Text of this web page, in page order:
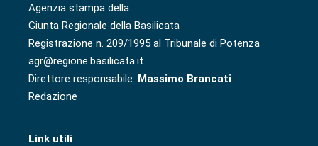
Agenzia stampa della
Giunta Regionale della Basilicata
Registrazione n. 209/1995 al Tribunale di Potenza
agr@regione.basilicata.it
Direttore responsabile: Massimo Brancati
Redazione
Link utili